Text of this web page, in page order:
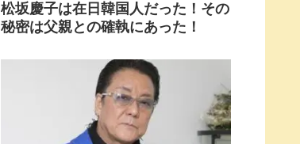
松坂慶子は在日韓国人だった！その
秘密は父親との確執にあった！